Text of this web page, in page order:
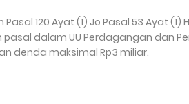
120 Ayat (1) Jo Pasal 53 Ayat (1)
dalam UU Perdagangan dan
denda maksimal Rp3 miliar.